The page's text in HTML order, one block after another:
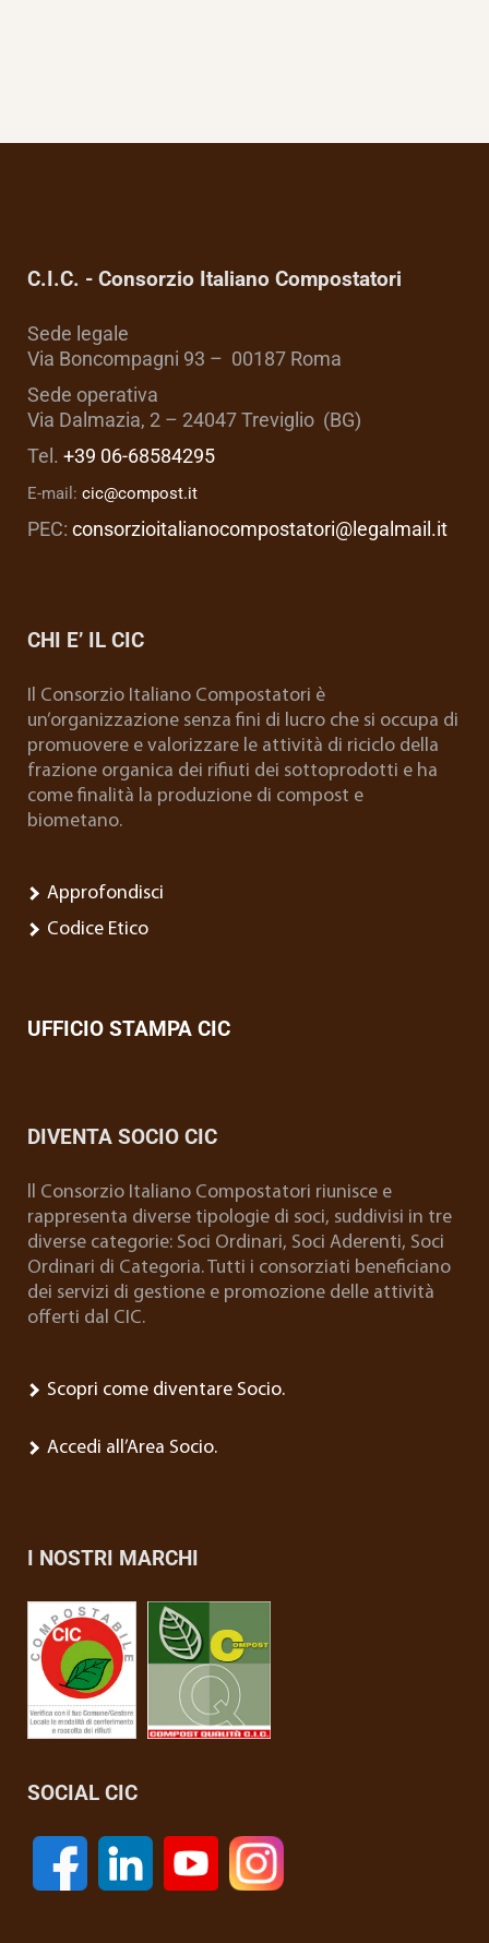
C.I.C. - Consorzio Italiano Compostatori
Sede legale
Via Boncompagni 93 – 00187 Roma
Sede operativa
Via Dalmazia, 2 – 24047 Treviglio (BG)
Tel. +39 06-68584295
E-mail: cic@compost.it
PEC: consorzioitalianocompostatori@legalmail.it
CHI E’ IL CIC
Il Consorzio Italiano Compostatori è
un’organizzazione senza fini di lucro che si occupa di
promuovere e valorizzare le attività di riciclo della
frazione organica dei rifiuti dei sottoprodotti e ha
come finalità la produzione di compost e
biometano.
Approfondisci
Codice Etico
UFFICIO STAMPA CIC
DIVENTA SOCIO CIC
ll Consorzio Italiano Compostatori riunisce e
rappresenta diverse tipologie di soci, suddivisi in tre
diverse categorie: Soci Ordinari, Soci Aderenti, Soci
Ordinari di Categoria. Tutti i consorziati beneficiano
dei servizi di gestione e promozione delle attività
offerti dal CIC.
Scopri come diventare Socio.
Accedi all’Area Socio.
I NOSTRI MARCHI
SOCIAL CIC